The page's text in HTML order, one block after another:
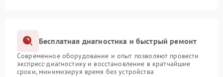
Бесплатная диагностика и быстрый ремонт
Современное оборудование и опыт позволяют провести
экспресс-диагностику и восстановление в кратчайшие
сроки, минимизируя время без устройства